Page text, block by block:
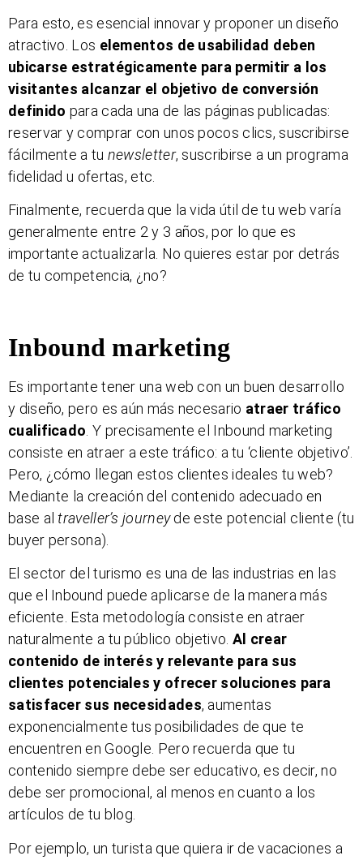
Para esto, es esencial innovar y proponer un diseño
atractivo. Los elementos de usabilidad deben
ubicarse estratégicamente para permitir a los
visitantes alcanzar el objetivo de conversión
definido para cada una de las páginas publicadas:
reservar y comprar con unos pocos clics, suscribirse
fácilmente a tu newsletter, suscribirse a un programa
fidelidad u ofertas, etc.
Finalmente, recuerda que la vida útil de tu web varía
generalmente entre 2 y 3 años, por lo que es
importante actualizarla. No quieres estar por detrás
de tu competencia, ¿no?
Inbound marketing
Es importante tener una web con un buen desarrollo
y diseño, pero es aún más necesario atraer tráfico
cualificado . Y precisamente el Inbound marketing
consiste en atraer a este tráfico: a tu ‘cliente objetivo’.
Pero, ¿cómo llegan estos clientes ideales tu web?
Mediante la creación del contenido adecuado en
base altraveller’s journeyde este potencial cliente (tu
buyer persona).
El sector del turismo es una de las industrias en las
que el Inbound puede aplicarse de la manera más
eficiente. Esta metodología consiste en atraer
naturalmente a tu público objetivo. Al crear
contenido de interés y relevante para sus
clientes potenciales y ofrecer soluciones para
satisfacer sus necesidades, aumentas
exponencialmente tus posibilidades de que te
encuentren en Google. Pero recuerda que tu
contenido siempre debe ser educativo, es decir, no
debe ser promocional, al menos en cuanto a los
artículos de tu blog.
Por ejemplo, un turista que quiera ir de vacaciones a